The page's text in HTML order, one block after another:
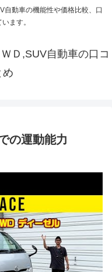
自動車の機能性や価格比較、口
ます。
Ｄ,SUV自動車の口コ
め
の運動能力